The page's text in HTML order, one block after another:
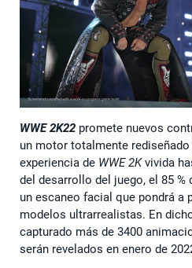
WWE 2K22 promete nuevos
un motor totalmente
experiencia de WWE 2Kvivida
del desarrollo del juego, el 85
un escaneo facial que pondrá a
modelos ultrarrealistas. En
capturado más de 3400
serán revelados en enero de